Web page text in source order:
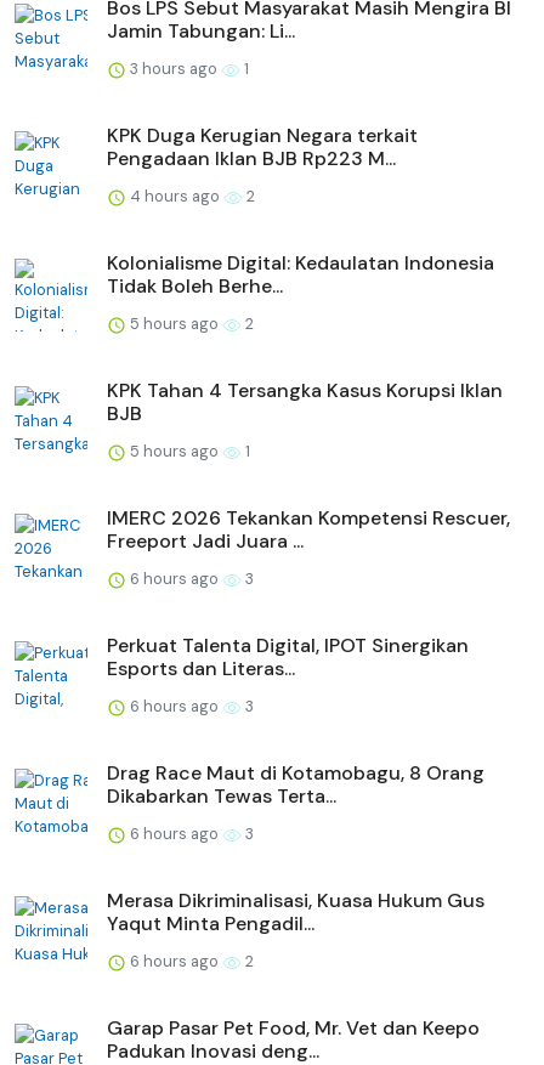
Bos LPS Sebut Masyarakat Masih Mengira BI
Jamin Tabungan: Li...
3 hours ago 1
KPK Duga Kerugian Negara terkait
Pengadaan Iklan BJB Rp223 M...
4 hours ago 2
Kolonialisme Digital: Kedaulatan Indonesia
Tidak Boleh Berhe...
5 hours ago 2
KPK Tahan 4 Tersangka Kasus Korupsi Iklan
BJB
5 hours ago 1
IMERC 2026 Tekankan Kompetensi Rescuer,
Freeport Jadi Juara ...
6 hours ago 3
Perkuat Talenta Digital, IPOT Sinergikan
Esports dan Literas...
6 hours ago 3
Drag Race Maut di Kotamobagu, 8 Orang
Dikabarkan Tewas Terta...
6 hours ago 3
Merasa Dikriminalisasi, Kuasa Hukum Gus
Yaqut Minta Pengadil...
6 hours ago 2
Garap Pasar Pet Food, Mr. Vet dan Keepo
Padukan Inovasi deng...